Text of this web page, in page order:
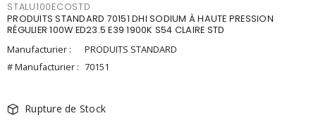
STALU100ECOSTD
PRODUITS STANDARD 70151 DHI SODIUM À HAUTE PRESSION
RÉGULIER 100W ED23.5 E39 1900K S54 CLAIRE STD
Manufacturier :
PRODUITS STANDARD
# Manufacturier : 70151
Rupture de Stock